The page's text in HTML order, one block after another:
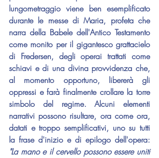
lungometraggio viene ben esemplificato
durante le messe di Maria, profeta che
narra della Babele dell'Antico Testamento
come monito per il gigantesco grattacielo
di Fredersen, degli operai trattati come
schiavi e di una divina provvidenza che,
al momento opportuno, libererà gli
oppressi e farà finalmente crollare la torre
simbolo del regime. Alcuni elementi
narrativi possono risultare, ora come ora,
datati e troppo semplificativi, uno su tutti
"La mano e il cervello possono essere uniti